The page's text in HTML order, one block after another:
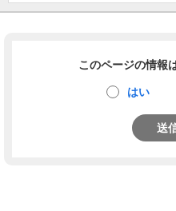
このページの情報
はい
送